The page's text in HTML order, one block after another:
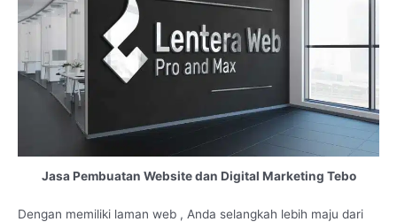
Jasa Pembuatan Website dan Digital Marketing Tebo
Dengan memiliki laman web , Anda selangkah lebih maju dari